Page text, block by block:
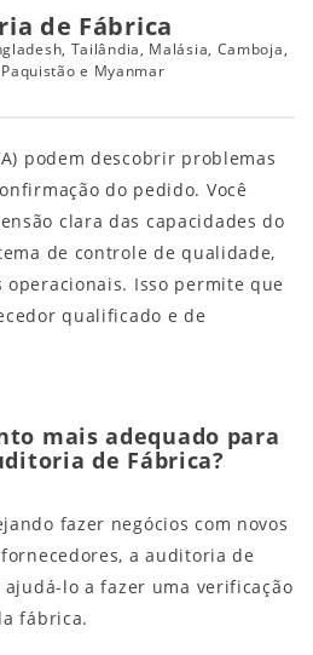
de Fábrica
Tailândia, Malásia, Camboja,
e Myanmar
podem descobrir problemas
do pedido. Você
clara das capacidades do
de controle de qualidade,
operacionais. Isso permite que
qualificado e de
mais adequado para
de Fábrica?
fazer negócios com novos
a auditoria de
lo a fazer uma verificação
fábrica.